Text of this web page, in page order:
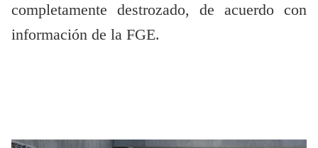
completamente destrozado, de acuerdo con
información de la FGE.